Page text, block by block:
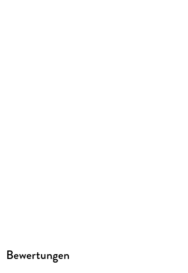
Bewertungen